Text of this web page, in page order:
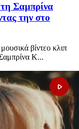
Σαμπρίνα
την στο
βίντεο κλιπ
Κ...